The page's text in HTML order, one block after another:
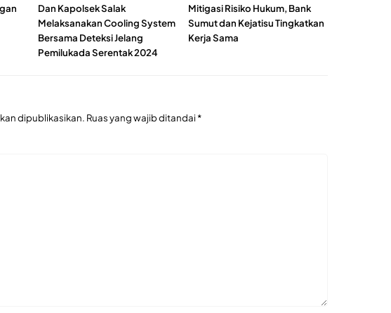
Dan Kapolsek Salak
Melaksanakan Cooling System
Bersama Deteksi Jelang
Pemilukada Serentak 2024
Mitigasi Risiko Hukum, Bank
Sumut dan Kejatisu Tingkatkan
Kerja Sama
dipublikasikan. Ruas yang wajib ditandai*